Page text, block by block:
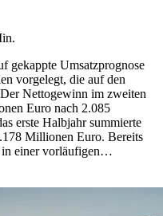
gekappte Umsatzprognose
vorgelegt, die auf den
Nettogewinn im zweiten
Euro nach 2.085
erste Halbjahr summierte
Millionen Euro. Bereits
in einer vorläufigen…